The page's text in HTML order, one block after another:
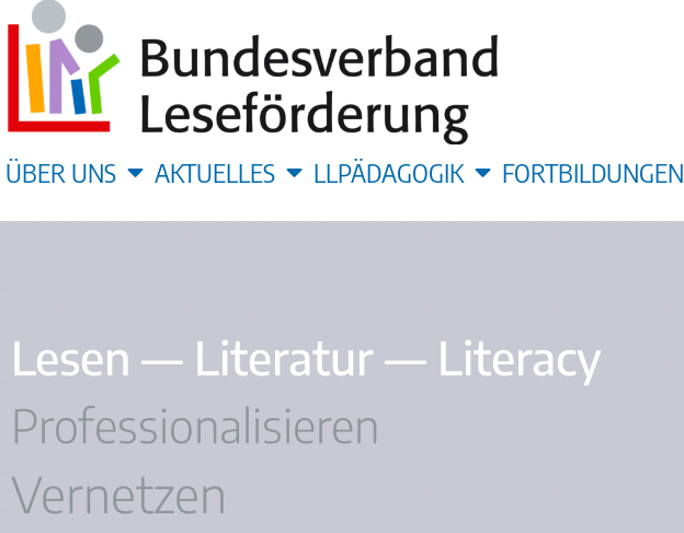
ÜBER UNS AKTUELLES LLPÄDAGOGIK FORTBILDUNGEN
Lesen — Literatur — Literacy
Professionalisieren
Vernetzen